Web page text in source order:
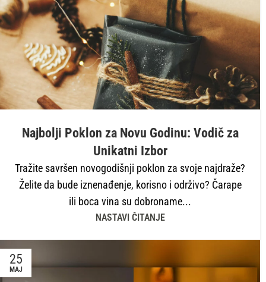
Najbolji Poklon za Novu Godinu: Vodič za
Unikatni Izbor
Tražite savršen novogodišnji poklon za svoje najdraže?
Želite da bude iznenađenje, korisno i održivo? Čarape
ili boca vina su dobroname...
NASTAVI ČITANJE
25
MAJ